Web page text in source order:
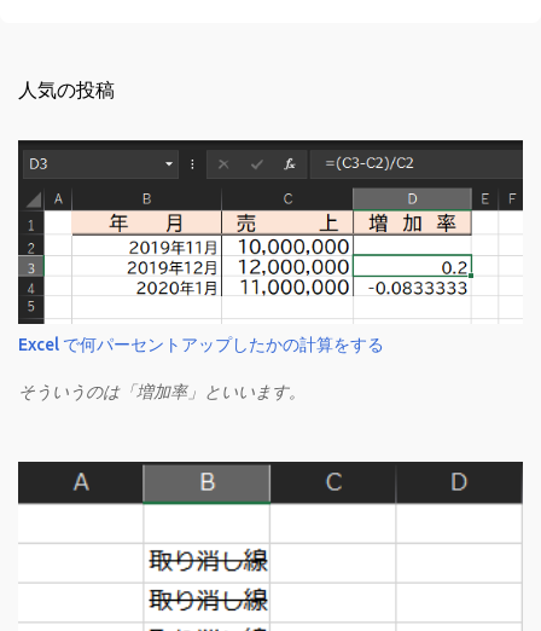
人気の投稿
Excel で何パーセントアップしたかの計算をする
そういうのは「増加率」といいます。